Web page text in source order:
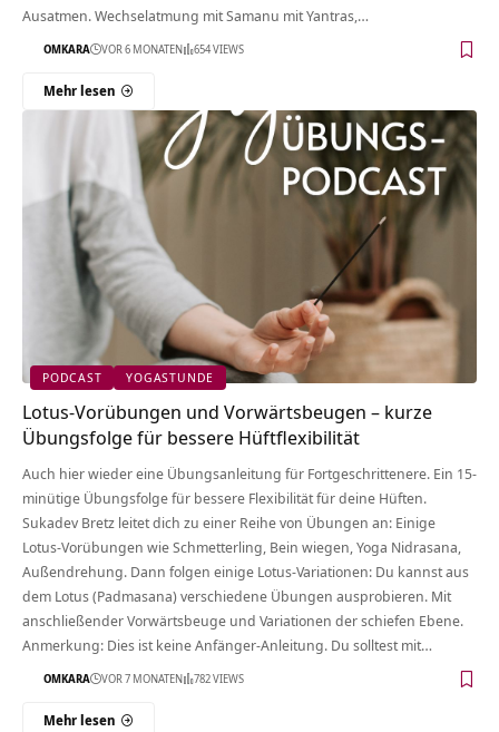
Ausatmen. Wechselatmung mit Samanu mit Yantras,…
OMKARA VOR 6 MONATEN 654 VIEWS
Mehr lesen
PODCAST YOGASTUNDE
Lotus-Vorübungen und Vorwärtsbeugen – kurze
Übungsfolge für bessere Hüftflexibilität
Auch hier wieder eine Übungsanleitung für Fortgeschrittenere. Ein 15-
minütige Übungsfolge für bessere Flexibilität für deine Hüften.
Sukadev Bretz leitet dich zu einer Reihe von Übungen an: Einige
Lotus-Vorübungen wie Schmetterling, Bein wiegen, Yoga Nidrasana,
Außendrehung. Dann folgen einige Lotus-Variationen: Du kannst aus
dem Lotus (Padmasana) verschiedene Übungen ausprobieren. Mit
anschließender Vorwärtsbeuge und Variationen der schiefen Ebene.
Anmerkung: Dies ist keine Anfänger-Anleitung. Du solltest mit…
OMKARA VOR 7 MONATEN 782 VIEWS
Mehr lesen